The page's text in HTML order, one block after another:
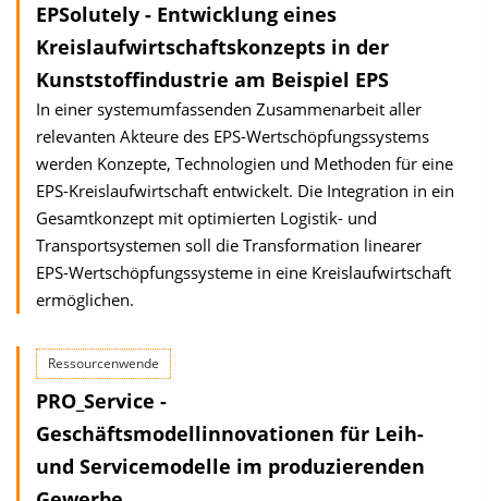
EPSolutely - Entwicklung eines
Kreislaufwirtschaftskonzepts in der
Kunststoffindustrie am Beispiel EPS
In einer systemumfassenden Zusammenarbeit aller
relevanten Akteure des EPS-Wertschöpfungs­systems
werden Konzepte, Technologien und Methoden für eine
EPS-Kreislaufwirtschaft entwickelt. Die Integration in ein
Gesamtkonzept mit optimierten Logistik- und
Transportsystemen soll die Transformation linearer
EPS-Wertschöpfungssysteme in eine Kreislaufwirtschaft
ermöglichen.
Ressourcenwende
PRO_Service -
Geschäftsmodellinnovationen für Leih-
und Servicemodelle im produzierenden